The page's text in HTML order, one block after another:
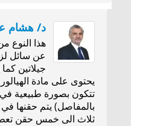
د/ هشام
هذا النوع
عن سائل
جيلاتين
يحتوى على مادة
تتكون بصورة طبيعية
بالمفاصل) يتم حقنها
ثلاث الى خمس حقن